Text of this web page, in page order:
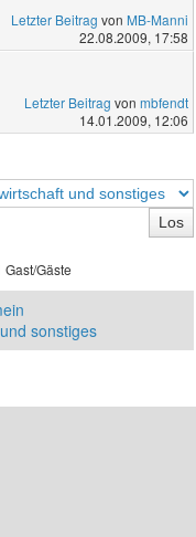
Letzter Beitrag von MB-Manni
22.08.2009, 17:58
Letzter Beitrag von mbfendt
14.01.2009, 12:06
Gäste
sonstiges